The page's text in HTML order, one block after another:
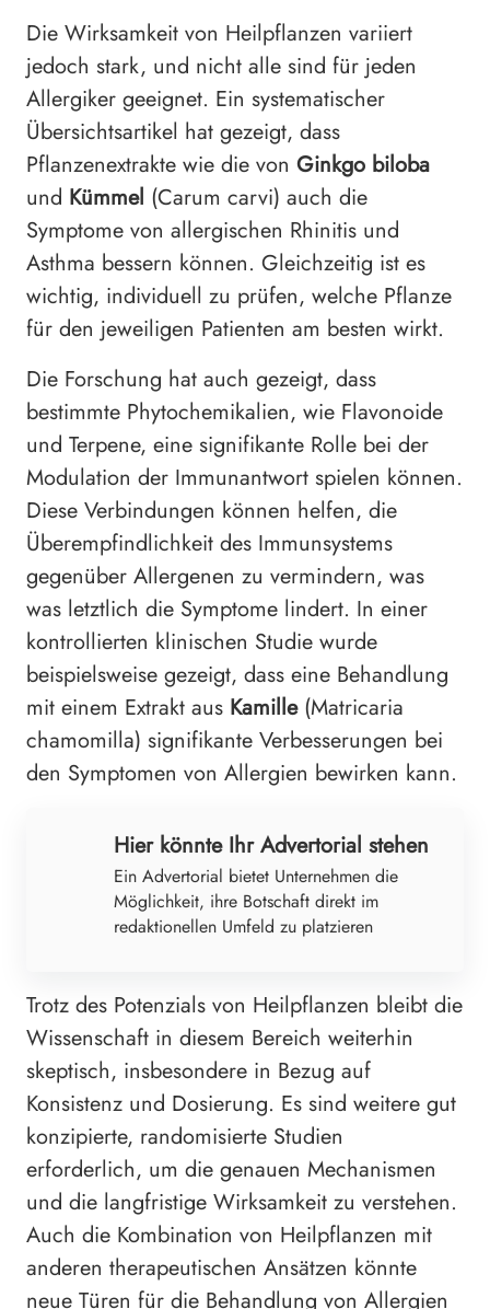
Die Wirksamkeit von Heilpflanzen variiert
jedoch stark, und nicht alle sind für jeden
Allergiker geeignet. Ein systematischer
Übersichtsartikel hat gezeigt, dass
Pflanzenextrakte wie die von Ginkgo biloba
und Kümmel (Carum carvi) auch die
Symptome von allergischen Rhinitis und
Asthma bessern können. Gleichzeitig ist es
wichtig, individuell zu prüfen, welche Pflanze
für den jeweiligen Patienten am besten wirkt.
Die Forschung hat auch gezeigt, dass
bestimmte Phytochemikalien, wie Flavonoide
und Terpene, eine signifikante Rolle bei der
Modulation der Immunantwort spielen können.
Diese Verbindungen können helfen, die
Überempfindlichkeit des Immunsystems
gegenüber Allergenen zu vermindern, was
was letztlich die Symptome lindert. In einer
kontrollierten klinischen Studie wurde
beispielsweise gezeigt, dass eine Behandlung
mit einem Extrakt aus Kamille(Matricaria
chamomilla) signifikante Verbesserungen bei
den Symptomen von Allergien bewirken kann.
Hier könnte Ihr Advertorial stehen
Ein Advertorial bietet Unternehmen die
Möglichkeit, ihre Botschaft direkt im
redaktionellen Umfeld zu platzieren
Trotz des Potenzials von Heilpflanzen bleibt die
Wissenschaft in diesem Bereich weiterhin
skeptisch, insbesondere in Bezug auf
Konsistenz und Dosierung. Es sind weitere gut
konzipierte, randomisierte Studien
erforderlich, um die genauen Mechanismen
und die langfristige Wirksamkeit zu verstehen.
Auch die Kombination von Heilpflanzen mit
anderen therapeutischen Ansätzen könnte
neue Türen für die Behandlung von Allergien